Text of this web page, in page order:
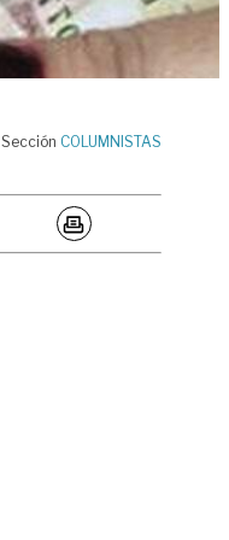
Sección COLUMNISTAS